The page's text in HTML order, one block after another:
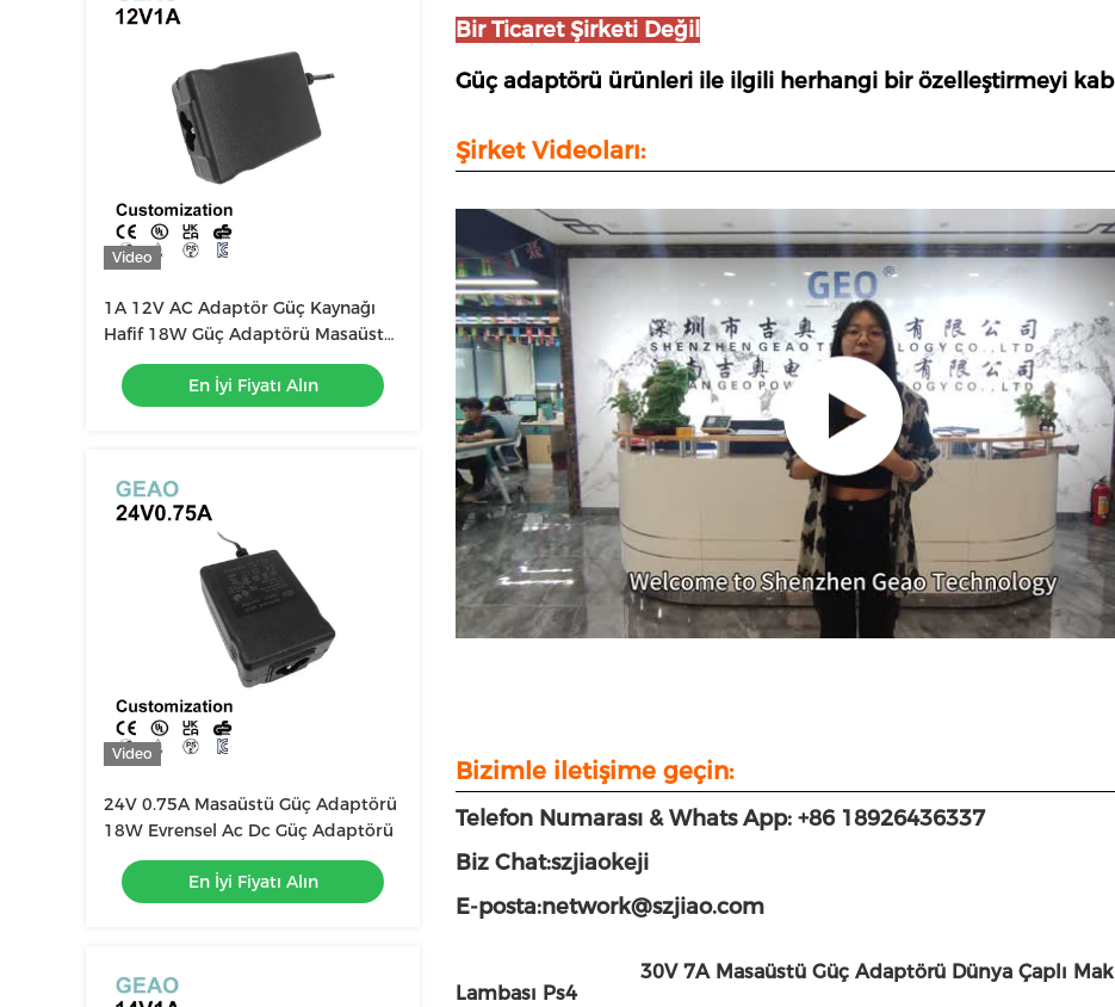
Video
1A 12V AC Adaptör Güç Kaynağı
Hafif 18W Güç Adaptörü Masaüstü
FCC
En İyi Fiyatı Alın
Video
24V 0.75A Masaüstü Güç Adaptörü
18W Evrensel Ac Dc Güç Adaptörü
En İyi Fiyatı Alın
Bir Ticaret Şirketi Değil
Güç adaptörü ürünleri ile ilgili herhangi bir özelleştirmeyi
Şirket Videoları:
Bizimle iletişime geçin:
Telefon Numarası & Whats App: +86 18926436337
Biz Chat:szjiaokeji
E-posta:network@szjiao.com
30V 7A Masaüstü Güç Adaptörü Dünya Çaplı
Lambası Ps4